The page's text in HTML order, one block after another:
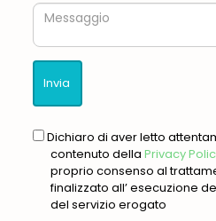
Messaggio
gdpr
Dichiaro di aver letto
contenuto della Privacy
proprio consenso al
finalizzato all’ esecuzione
del servizio erogato